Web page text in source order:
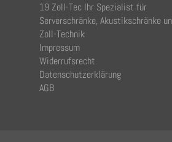
19 Zoll-Tec Ihr Spezialist für
Serverschränke, Akustikschränke
Zoll-Technik
Impressum
Widerrufsrecht
Datenschutzerklärung
AGB